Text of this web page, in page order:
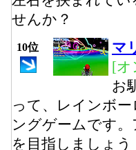
せんか？
10位
マ
[オ
お
って、レインボ
ングゲームです
を目指しましょう